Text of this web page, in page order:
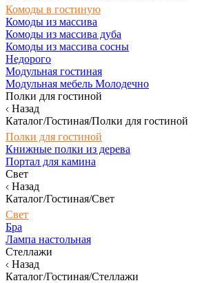
Комоды в гостиную
Комоды из массива
Комоды из массива дуба
Комоды из массива сосны
Недорого
Модульная гостиная
Модульная мебель Молодечно
Полки для гостиной
Назад
Каталог/Гостиная/Полки для гостиной
Полки для гостиной
Книжные полки из дерева
Портал для камина
Свет
Назад
Каталог/Гостиная/Свет
Свет
Бра
Лампа настольная
Стеллажи
Назад
Каталог/Гостиная/Стеллажи